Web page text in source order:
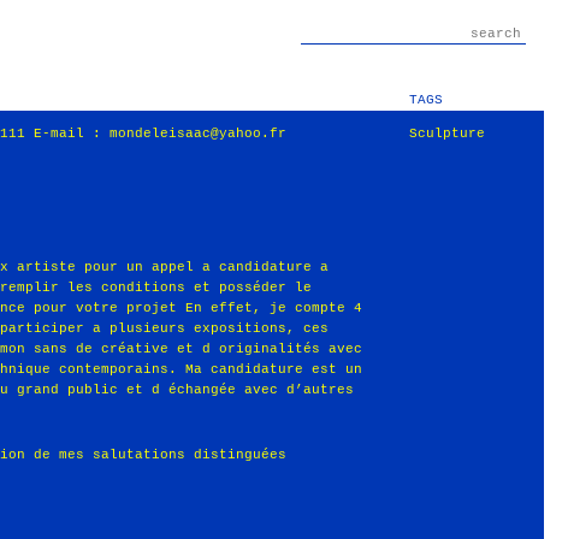
TAGS
E-mail : mondeleisaac@yahoo.fr
artiste pour un appel a candidature a
les conditions et posséder le
pour votre projet En effet, je compte 4
a plusieurs expositions, ces
sans de créative et d originalités avec
contemporains. Ma candidature est un
grand public et d échangée avec d’autres
de mes salutations distinguées
Sculpture